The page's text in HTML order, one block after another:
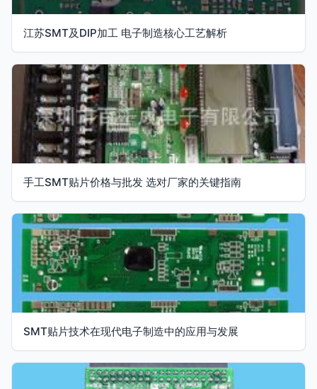
江苏SMT及DIP加工 电子制造核心工艺解析
手工SMT贴片价格与批发 选对厂家的关键指南
SMT贴片技术在现代电子制造中的应用与发展